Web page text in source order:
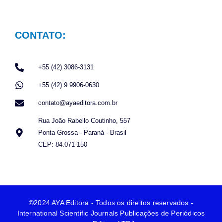
CONTATO:
+55 (42) 3086-3131
+55 (42) 9 9906-0630
contato@ayaeditora.com.br
Rua João Rabello Coutinho, 557
Ponta Grossa - Paraná - Brasil
CEP: 84.071-150
©2024 AYA Editora - Todos os direitos reservados -
International Scientific Journals Publicações de Periódicos